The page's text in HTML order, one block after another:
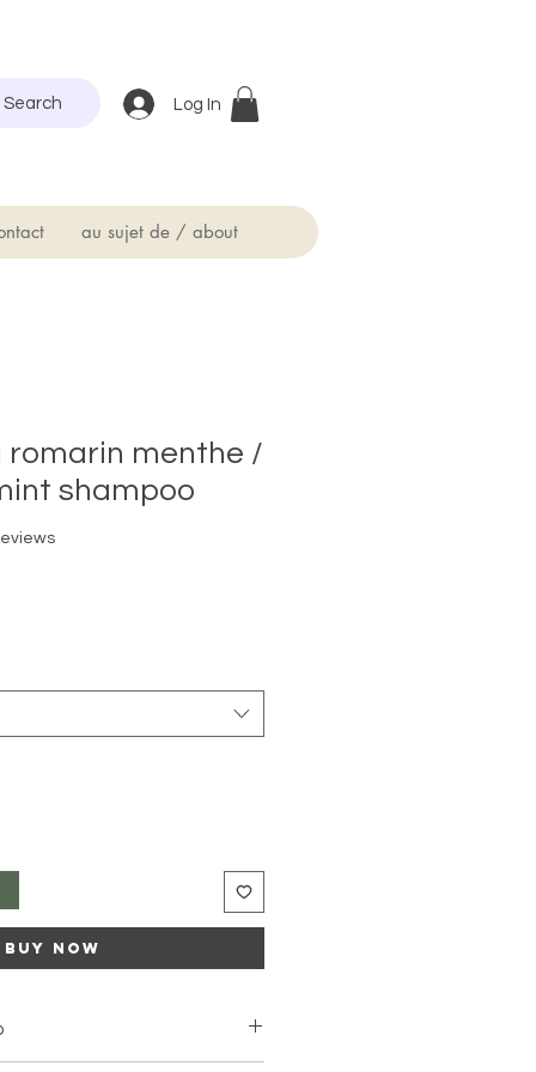
Search Log In
au sujet de / about
romarin menthe /
shampoo
stars based on 5 reviews
buy now